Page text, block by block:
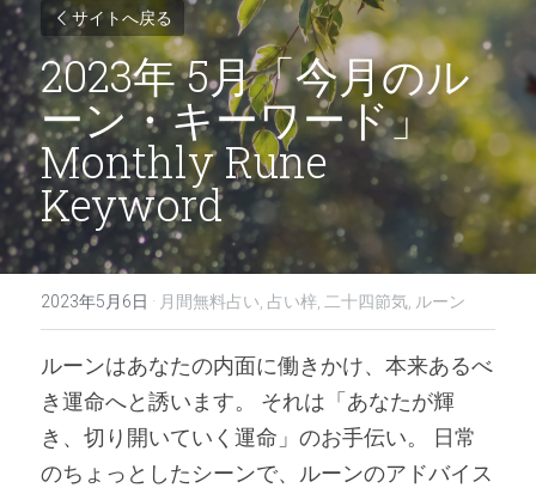
サイトへ戻る
2023年 5月「今月のル
ーン・キーワード」
Monthly Rune
Keyword
2023年5月6日 · 月間無料占い, 占い梓, 二十四節気, ルーン
ルーンはあなたの内面に働きかけ、本来あるべ
き運命へと誘います。 それは「あなたが輝
き、切り開いていく運命」のお手伝い。 日常
のちょっとしたシーンで、ルーンのアドバイス